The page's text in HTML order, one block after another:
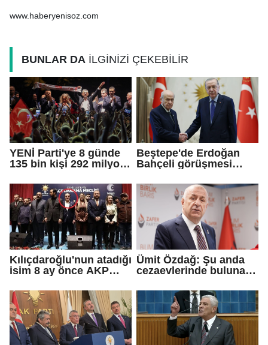
www.haberyenisoz.com
BUNLAR DA İLGİNİZİ ÇEKEBİLİR
YENİ Parti'ye 8 günde
135 bin kişi 292 milyon
Beştepe'de Erdoğan
Bahçeli görüşmesi
Kılıçdaroğlu'nun atadığı
isim 8 ay önce AKP
Ümit Özdağ: Şu anda
cezaevlerinde bulunan
ne?